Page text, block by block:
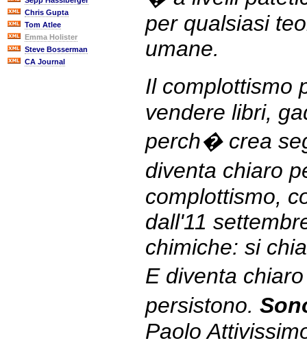
Chris Gupta
Tom Atlee
Emma Holister
Steve Bosserman
CA Journal
per qualsiasi
umane.
Il complottismo
vendere libri,
perch� crea
diventa chiaro
complottismo,
dall'11
chimiche: si
E diventa
persistono.
Paolo